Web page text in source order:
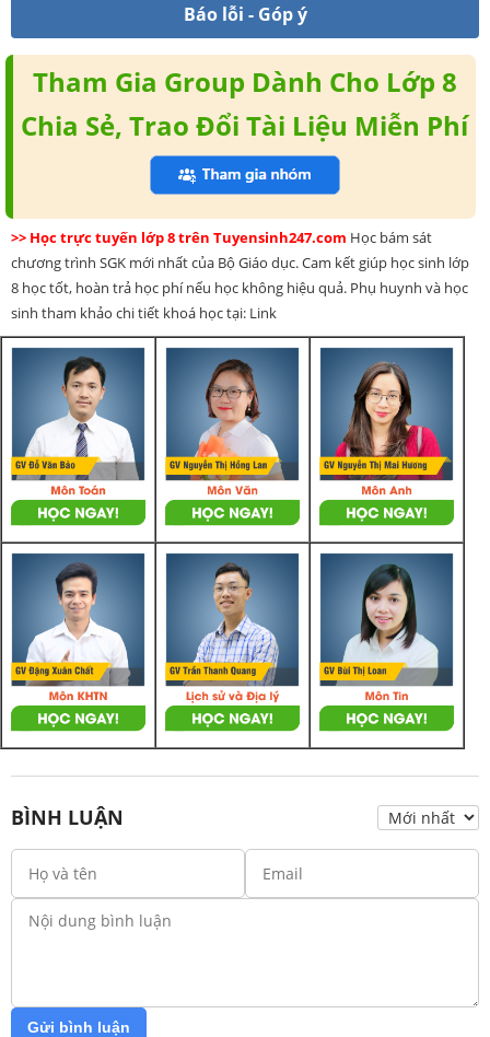
Báo lỗi - Góp ý
Tham Gia Group Dành Cho Lớp 8
Chia Sẻ, Trao Đổi Tài Liệu Miễn Phí
>> Học trực tuyến lớp 8 trên Tuyensinh247.com Học bám sát
chương trình SGK mới nhất của Bộ Giáo dục. Cam kết giúp học sinh lớp
8 học tốt, hoàn trả học phí nếu học không hiệu quả. Phụ huynh và học
sinh tham khảo chi tiết khoá học tại: Link
BÌNH LUẬN
Gửi bình luận